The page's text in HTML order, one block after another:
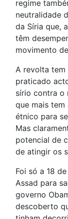
regime
neutralidade
da Síria que,
têm
movimento
A revolta tem
praticado
sírio contra o
que mais
étnico para
Mas
potencial de
de atingir os
Foi só a 18
Assad para
governo
descoberto